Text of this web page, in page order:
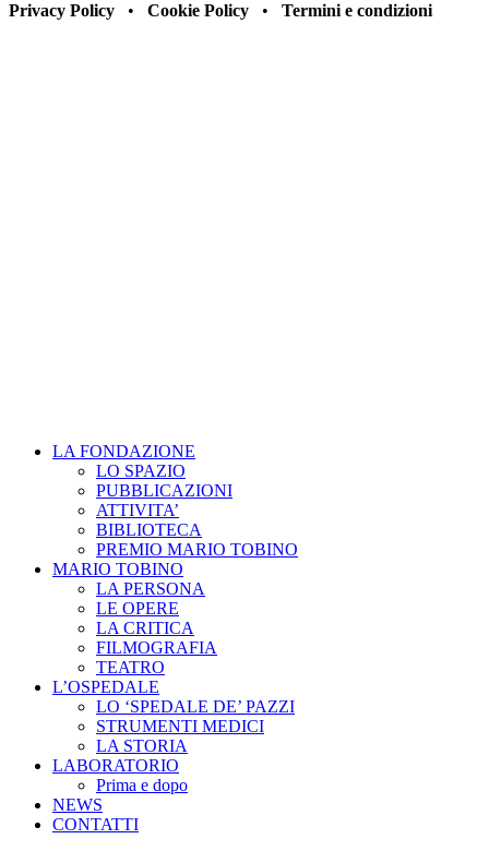
Privacy Policy • Cookie Policy • Termini e condizioni
LA FONDAZIONE
LO SPAZIO
PUBBLICAZIONI
ATTIVITA’
BIBLIOTECA
PREMIO MARIO TOBINO
MARIO TOBINO
LA PERSONA
LE OPERE
LA CRITICA
FILMOGRAFIA
TEATRO
L’OSPEDALE
LO ‘SPEDALE DE’ PAZZI
STRUMENTI MEDICI
LA STORIA
LABORATORIO
Prima e dopo
NEWS
CONTATTI